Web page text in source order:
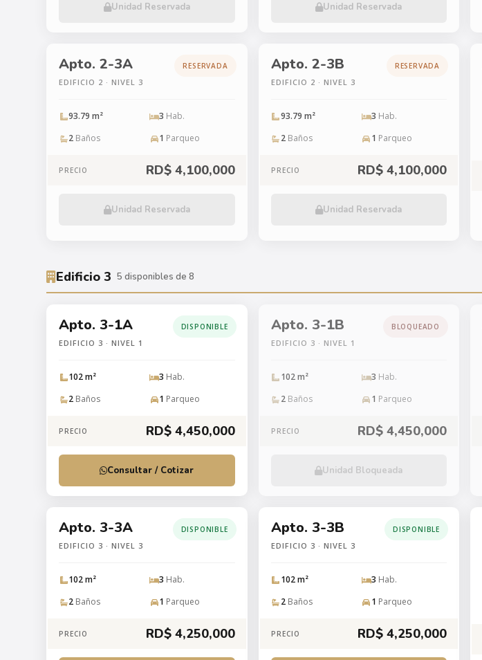
Unidad Reservada Unidad Reservada
Apto. 2-3A
EDIFICIO 2 · NIVEL 3
RESERVADA
93.79 m² 3 Hab.
2 Baños 1 Parqueo
PRECIO RD$ 4,100,000
Unidad Reservada
Apto. 2-3B
EDIFICIO 2 · NIVEL 3
RESERVADA
93.79 m² 3 Hab.
2Baños 1 Parqueo
PRECIO RD$ 4,100,000
Unidad Reservada
Edificio 3 5 disponibles de 8
Apto. 3-1A
EDIFICIO 3 · NIVEL 1
DISPONIBLE
102 m² 3 Hab.
2 Baños 1 Parqueo
PRECIO RD$ 4,450,000
Consultar / Cotizar
Apto. 3-1B
EDIFICIO 3 · NIVEL 1
BLOQUEADO
102 m² 3 Hab.
2Baños 1 Parqueo
PRECIO RD$ 4,450,000
Unidad Bloqueada
Apto. 3-3A
EDIFICIO 3 · NIVEL 3
DISPONIBLE
102 m² 3 Hab.
2 Baños 1 Parqueo
PRECIO RD$ 4,250,000
Apto. 3-3B
EDIFICIO 3 · NIVEL 3
DISPONIBLE
102 m² 3 Hab.
2Baños 1 Parqueo
PRECIO RD$ 4,250,000